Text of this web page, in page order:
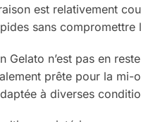
est relativement
sans compromettre
Gelato n’est pas en
prête pour la
à diverses